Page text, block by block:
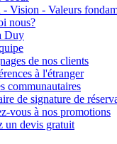
Vision - Valeurs
nous?
Duy
de nos clients
à l'étranger
communautaires
de signature de
vous à nos promotions
un devis gratuit